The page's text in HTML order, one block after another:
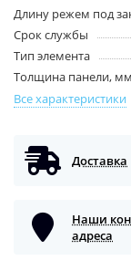
Длину режем под
Срок службы
Тип элемента
Толщина панели, мм
Все характеристики
Доставка
Наши
адреса